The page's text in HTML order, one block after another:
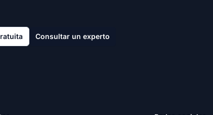
Consultar un experto